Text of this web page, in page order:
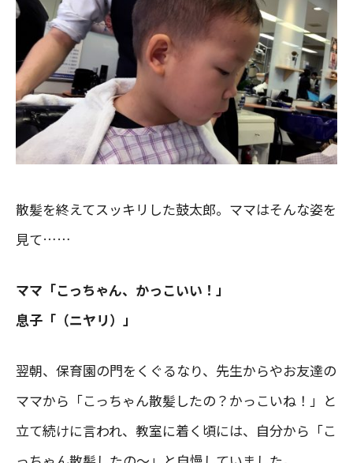
散髪を終えてスッキリした鼓太郎。ママはそんな姿を
見て……
ママ「こっちゃん、かっこいい！」
息子「（ニヤリ）」
翌朝、保育園の門をくぐるなり、先生からやお友達の
ママから「こっちゃん散髪したの？かっこいね！」と
立て続けに言われ、教室に着く頃には、自分から「こ